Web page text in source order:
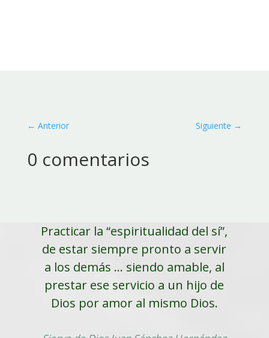
← Anterior Siguiente →
0 comentarios
Practicar la “espiritualidad del sí”,
de estar siempre pronto a servir
a los demás ... siendo amable, al
prestar ese servicio a un hijo de
Dios por amor al mismo Dios.